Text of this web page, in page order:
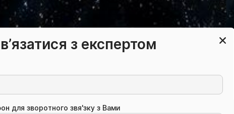
з експертом
для зворотного звя'зку з Вами